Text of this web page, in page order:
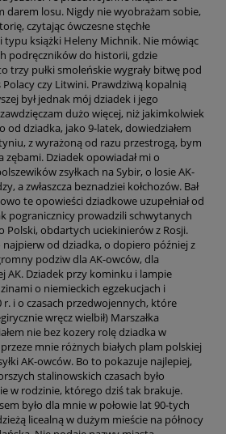
darem losu. Nigdy nie wyobrażam sobie,
czytając ówczesne stęchłe
książki Heleny Michnik. Nie mówiąc
podręczników do historii, gdzie
trzy pułki smoleńskie wygrały bitwę pod
czy Litwini. Prawdziwą kopalnią
był jednak mój dziadek i jego
dużo więcej, niż jakimkolwiek
od dziadka, jako 9-latek, dowiedziałem
z wyrażoną od razu przestrogą, bym
zębami. Dziadek opowiadał mi o
zsyłkach na Sybir, o losie AK-
a zwłaszcza beznadziei kołchozów. Bał
te opowieści dziadkowe uzupełniał od
pogranicznicy prowadzili schwytanych
Polski, obdartych uciekinierów z Rosji.
najpierw od dziadka, o dopiero później z
podziw dla AK-owców, dla
AK. Dziadek przy kominku i lampie
o niemieckich egzekucjach i
i o czasach przedwojennych, które
wręcz wielbił) Marszałka
nie bez kozery rolę dziadka w
mnie różnych białych plam polskiej
AK-owców. Bo to pokazuje najlepiej,
stalinowskich czasach było
w rodzinie, którego dziś tak brakuje.
było dla mnie w połowie lat 90-tych
licealną w dużym mieście na północy